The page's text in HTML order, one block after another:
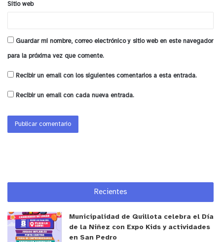
Sitio web
Guardar mi nombre, correo electrónico y sitio web en este navegador
para la próxima vez que comente.
Recibir un email con los siguientes comentarios a esta entrada.
Recibir un email con cada nueva entrada.
Recientes
Municipalidad de Quillota celebra el Día
de la Niñez con Expo Kids y actividades
en San Pedro